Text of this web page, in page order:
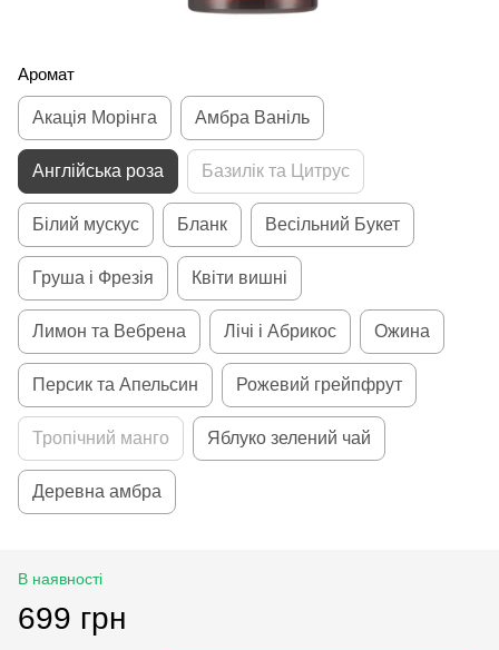
Аромат
Акація Морінга Амбра Ваніль
Англійська роза Базилік та Цитрус
Білий мускус Бланк Весільний Букет
Груша і Фрезія Квіти вишні
Лимон та Вебрена Лічі і Абрикос Ожина
Персик та Апельсин Рожевий грейпфрут
Тропічний манго Яблуко зелений чай
Деревна амбра
В наявності
699 грн